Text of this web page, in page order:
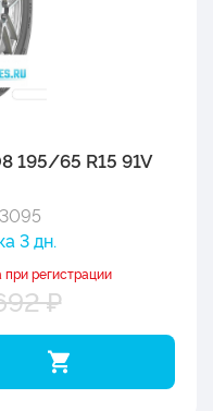
195/65 R15 91V
3 дн.
при регистрации
₽